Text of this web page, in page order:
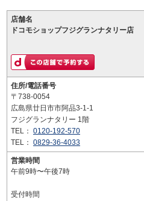
店舗名
ドコモショップフジグランナタリー店
住所/電話番号
〒738-0054
広島県廿日市市阿品3-1-1
フジグランナタリー 1階
TEL： 0120-192-570
TEL： 0829-36-4033
営業時間
午前9時〜午後7時
受付時間